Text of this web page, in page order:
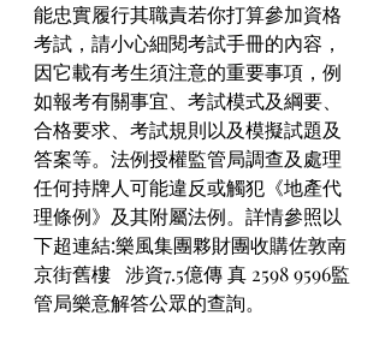
能忠實履行其職責若你打算參加資格
考試，請小心細閱考試手冊的內容，
因它載有考生須注意的重要事項，例
如報考有關事宜、考試模式及綱要、
合格要求、考試規則以及模擬試題及
答案等。法例授權監管局調查及處理
任何持牌人可能違反或觸犯《地產代
理條例》及其附屬法例。詳情參照以
下超連結:樂風集團夥財團收購佐敦南
京街舊樓   涉資7.5億傳 真 2598 9596監
管局樂意解答公眾的查詢。